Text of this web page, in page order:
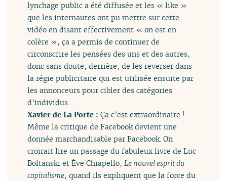
lynchage public a été diffusée et les « like »
que les internautes ont pu mettre sur cette
vidéo en disant effectivement « on est en
colère », ça a permis de continuer de
circonscrire les pensées des uns et des autres,
donc sans doute, derrière, de les reverser dans
la régie publicitaire qui est utilisée ensuite par
les annonceurs pour cibler des catégories
d’individus.
Xavier de La Porte :Ça c’est extraordinaire !
Même la critique de Facebook devient une
donnée marchandisable par Facebook. On
croirait lire un passage du fabuleux livre de Luc
Boltanski et Ève Chiapello,Le nouvel esprit du
capitalisme, quand ils expliquent que la force du